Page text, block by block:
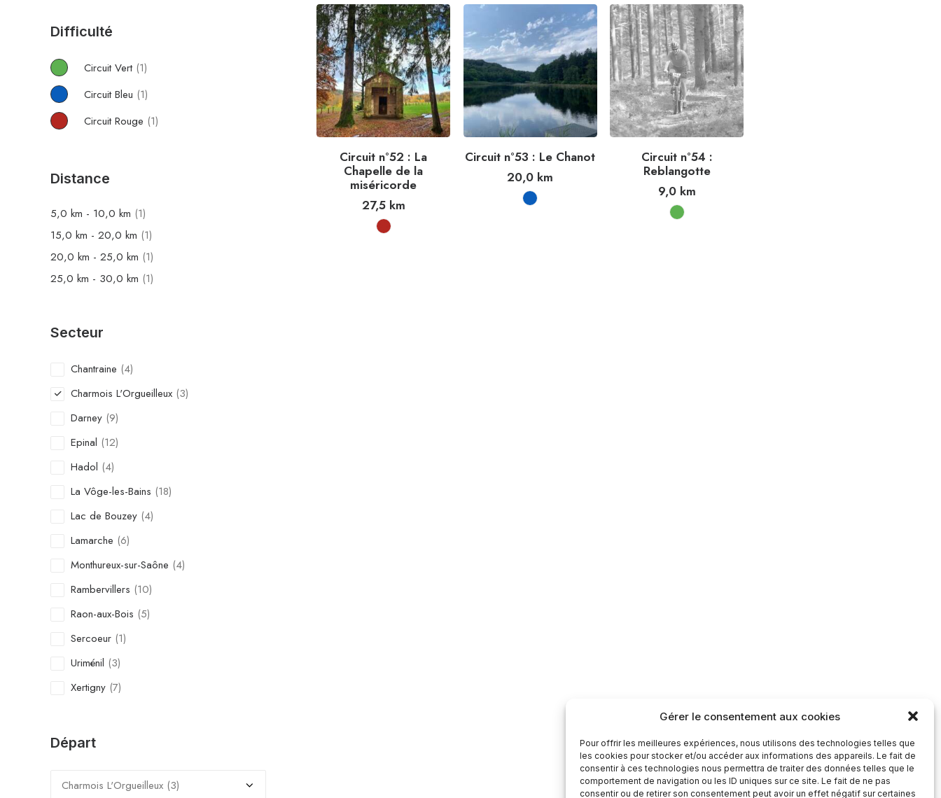
Gérer le consentement aux cookies
Pour offrir les meilleures expériences, nous utilisons des technologies telles que
les cookies pour stocker et/ou accéder aux informations des appareils. Le fait de
consentir à ces technologies nous permettra de traiter des données telles que le
comportement de navigation ou les ID uniques sur ce site. Le fait de ne pas
consentir ou de retirer son consentement peut avoir un effet négatif sur certaines
Difficulté
Circuit Vert (1)
Circuit Bleu (1)
Circuit Rouge (1)
Distance
5,0 km - 10,0 km (1)
15,0 km - 20,0 km (1)
20,0 km - 25,0 km (1)
25,0 km - 30,0 km (1)
Secteur
Chantraine (4)
Charmois L'Orgueilleux (3)
Darney (9)
Epinal (12)
Hadol (4)
La Vôge-les-Bains (18)
Lac de Bouzey (4)
Lamarche (6)
Monthureux-sur-Saône (4)
Rambervillers (10)
Raon-aux-Bois (5)
Sercoeur (1)
Uriménil (3)
Xertigny (7)
Départ
Circuit n°52 : La
Chapelle de la
miséricorde
27,5km
Circuit n°53 : Le Chanot
20,0 km
Circuit n°54 :
Reblangotte
9,0km